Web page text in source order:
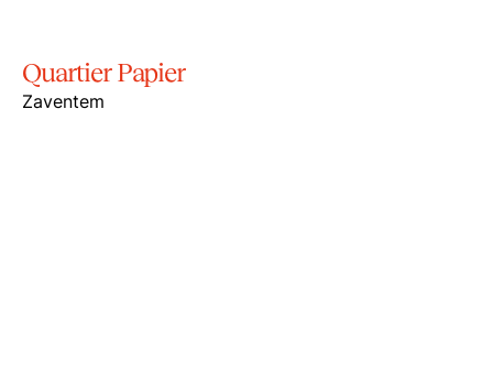
Quartier Papier
Zaventem